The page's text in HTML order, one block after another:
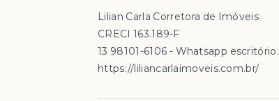
Lilian Carla Corretora de Imóveis
CRECI 163.189-F
13 98101-6106 - Whatsapp escritório.
https://liliancarlaimoveis.com.br/